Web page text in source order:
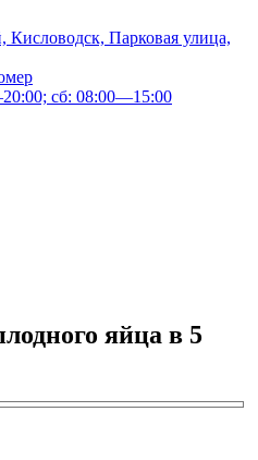
Кисловодск, Парковая улица,
сб: 08:00—15:00
яйца в 5